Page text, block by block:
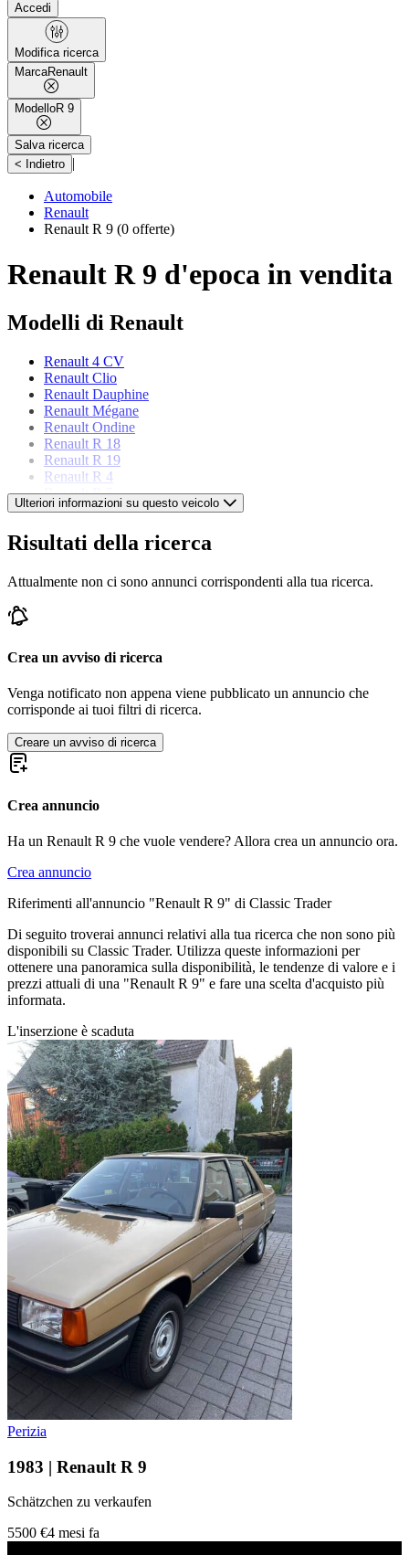
Accedi
Modifica ricerca
MarcaRenault
ModelloR 9
Salva ricerca
< Indietro |
Automobile
Renault
Renault R 9 (0 offerte)
Renault R 9 d'epoca in vendita
Modelli di Renault
Renault 4 CV
Renault Clio
Renault Dauphine
Renault Mégane
Renault Ondine
Renault R 18
Renault R 19
Renault R 4
Renault R 5
Renault R 6
Renault Twingo
Ulteriori informazioni su questo veicolo
Risultati della ricerca
Attualmente non ci sono annunci corrispondenti alla tua ricerca.
Crea un avviso di ricerca
Venga notificato non appena viene pubblicato un annuncio che
corrisponde ai tuoi filtri di ricerca.
Creare un avviso di ricerca
Crea annuncio
Ha un Renault R 9 che vuole vendere? Allora crea un annuncio ora.
Crea annuncio
Riferimenti all'annuncio "Renault R 9" di Classic Trader
Di seguito troverai annunci relativi alla tua ricerca che non sono più
disponibili su Classic Trader. Utilizza queste informazioni per
ottenere una panoramica sulla disponibilità, le tendenze di valore e i
prezzi attuali di una "Renault R 9" e fare una scelta d'acquisto più
informata.
L'inserzione è scaduta
Perizia
1983 | Renault R 9
Schätzchen zu verkaufen
5500 €4 mesi fa